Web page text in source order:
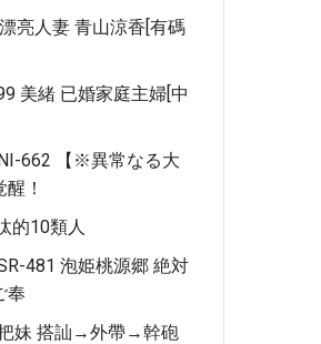
亮人妻 青山涼香[有碼
美緒 已婚家庭主婦[中
662 【※異常なる大
！
的10類人
481 泡姫桃源郷 絶対
奉
妹 搭訕→外帶→幹砲